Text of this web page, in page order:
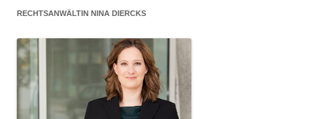
RECHTSANWÄLTIN NINA DIERCKS